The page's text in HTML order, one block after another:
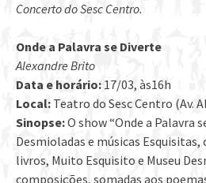
Concerto do Sesc Centro.
Onde a Palavra se Diverte
Alexandre Brito
Data e horário: 17/03, às16h
Local: Teatro do Sesc Centro (Av.
Sinopse:O show “Onde a Palavra
Desmioladas e músicas
livros, Muito Esquisito e Museu
composições, somadas aos